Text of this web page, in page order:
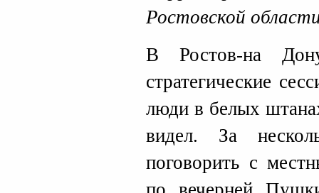
Ростовской
В Ростов-на
стратегические
люди в белых
видел. За
поговорить с